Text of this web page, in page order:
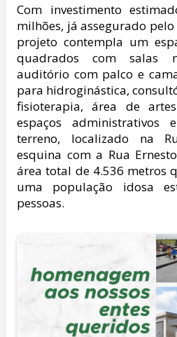
Com investimento
milhões, já assegurado
projeto contempla um
quadrados com salas
auditório com palco e
para hidroginástica,
fisioterapia, área de
espaços administrativos
terreno, localizado na
esquina com a Rua
área total de 4.536 metros
uma população idosa
pessoas.